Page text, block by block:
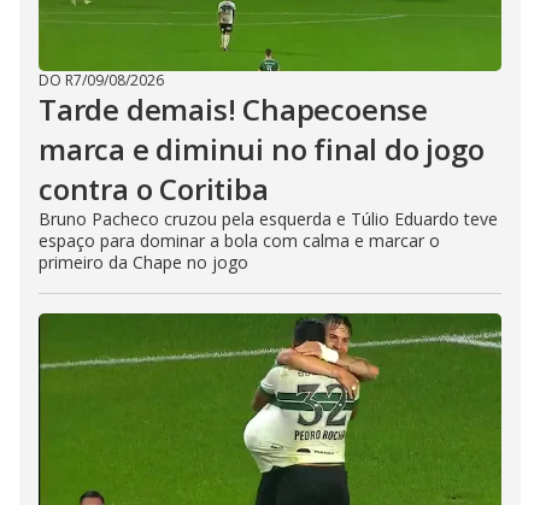
DO R7/09/08/2026
Tarde demais! Chapecoense
marca e diminui no final do jogo
contra o Coritiba
Bruno Pacheco cruzou pela esquerda e Túlio Eduardo teve
espaço para dominar a bola com calma e marcar o
primeiro da Chape no jogo